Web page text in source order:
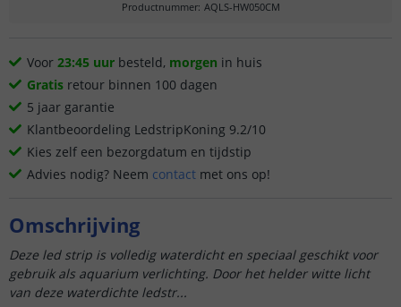
Productnummer: AQLS-HW050CM
Voor 23:45 uur besteld, morgen in huis
Gratis retour binnen 100 dagen
5 jaar garantie
Klantbeoordeling LedstripKoning 9.2/10
Kies zelf een bezorgdatum en tijdstip
Advies nodig? Neem contact met ons op!
Omschrijving
Deze led strip is volledig waterdicht en speciaal geschikt voor
gebruik als aquarium verlichting. Door het helder witte licht
van deze waterdichte ledstr...